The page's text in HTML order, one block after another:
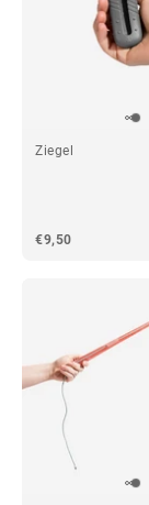
Ziegel
€9,50